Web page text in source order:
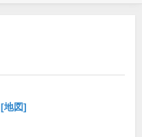
[地図]